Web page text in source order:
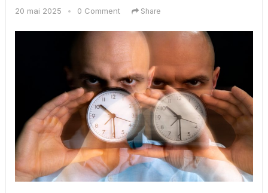
20 mai 2025 • 0 Comment Share